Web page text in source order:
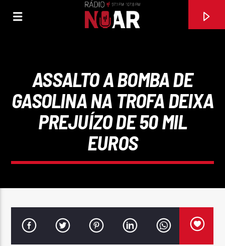
FAIXA ATUAL
É NO MEIO DELAS
4 MENS
ASSALTO A BOMBA DE
GASOLINA NA TROFA DEIXA
PREJUÍZO DE 50 MIL
EUROS